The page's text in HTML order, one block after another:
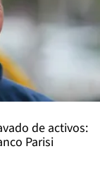
de activos:
Parisi